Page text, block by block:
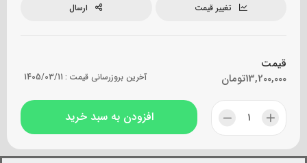
تغییر قیمت ارسال
قیمت
تومان13,200,000 آخرین بروزرسانی قیمت : 1405/03/11
افزودن به سبد خرید